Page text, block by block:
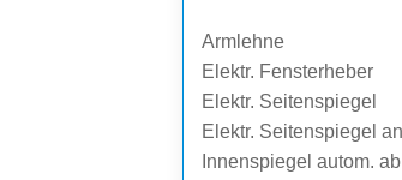
Armlehne
Elektr. Fensterheber
Elektr. Seitenspiegel
Elektr. Seitenspiegel
Innenspiegel autom.